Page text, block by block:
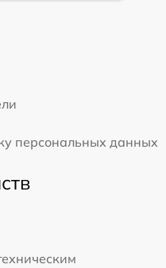
персональных данных